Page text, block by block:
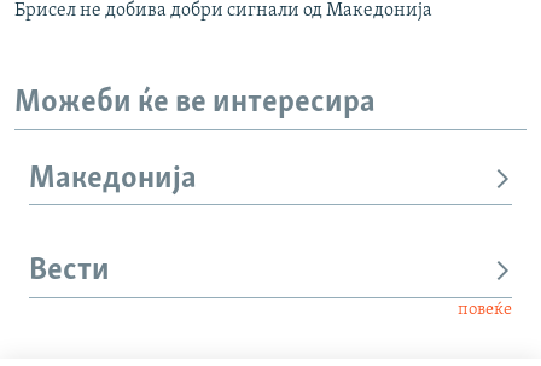
Брисел не добива добри сигнали од Македонија
Можеби ќе ве интересира
Македонија
Вести
повеќе